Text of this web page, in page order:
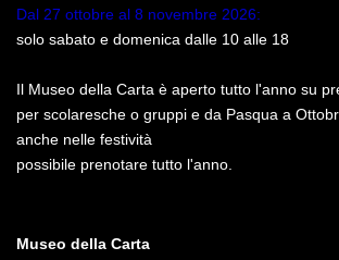
Dal 27 ottobre al 8 novembre 2026:
solo sabato e domenica dalle 10 alle 18
Il Museo della Carta è aperto tutto l'anno su
per scolaresche o gruppi e da Pasqua a
anche nelle festività
possibile prenotare tutto l'anno.
Museo della Carta